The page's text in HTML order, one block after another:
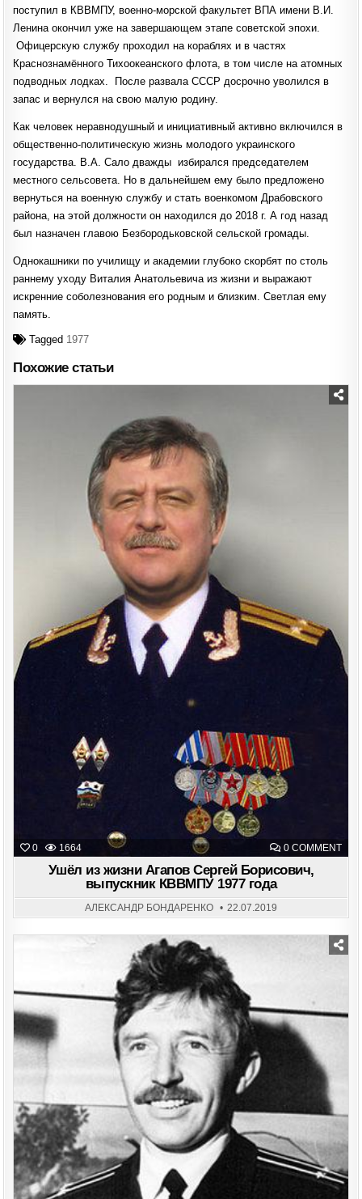
поступил в КВВМПУ, военно-морской факультет ВПА имени В.И.
Ленина окончил уже на завершающем этапе советской эпохи.
Офицерскую службу проходил на кораблях и в частях
Краснознамённого Тихоокеанского флота, в том числе на атомных
подводных лодках. После развала СССР досрочно уволился в
запас и вернулся на свою малую родину.
Как человек неравнодушный и инициативный активно включился в
общественно-политическую жизнь молодого украинского
государства. В.А. Сало дважды избирался председателем
местного сельсовета. Но в дальнейшем ему было предложено
вернуться на военную службу и стать военкомом Драбовского
района, на этой должности он находился до 2018 г. А год назад
был назначен главою Безбородьковской сельской громады.
Однокашники по училищу и академии глубоко скорбят по столь
раннему уходу Виталия Анатольевича из жизни и выражают
искренние соболезнования его родным и близким. Светлая ему
память.
Tagged 1977
Похожие статьи
0 1664 0 COMMENTON
Posted
in
Ушёл из жизни Агапов Сергей Борисович,
выпускник КВВМПУ 1977 года
АЛЕКСАНДР БОНДАРЕНКО 22.07.2019
Posted
in